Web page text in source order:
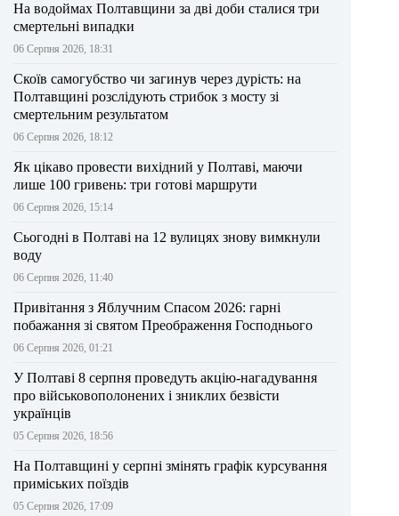
На водоймах Полтавщини за дві доби сталися три
смертельні випадки
06 Серпня 2026, 18:31
Скоїв самогубство чи загинув через дурість: на
Полтавщині розслідують стрибок з мосту зі
смертельним результатом
06 Серпня 2026, 18:12
Як цікаво провести вихідний у Полтаві, маючи
лише 100 гривень: три готові маршрути
06 Серпня 2026, 15:14
Сьогодні в Полтаві на 12 вулицях знову вимкнули
воду
06 Серпня 2026, 11:40
Привітання з Яблучним Спасом 2026: гарні
побажання зі святом Преображення Господнього
06 Серпня 2026, 01:21
У Полтаві 8 серпня проведуть акцію-нагадування
про військовополонених і зниклих безвісти
українців
05 Серпня 2026, 18:56
На Полтавщині у серпні змінять графік курсування
приміських поїздів
05 Серпня 2026, 17:09